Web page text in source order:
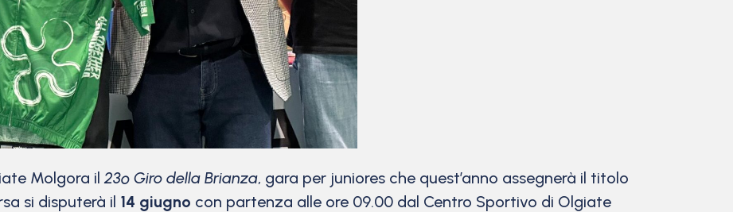
Molgora il23º Giro della Brianza, gara per juniores che quest’anno assegnerà il titolo
si disputerà il 14 giugno con partenza alle ore 09.00 dal Centro Sportivo di Olgiate